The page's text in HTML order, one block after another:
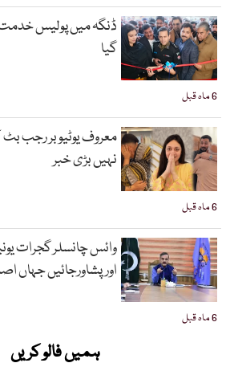
6 ماہ قبل
ڈنگہ میں پولیس خدمت
گیا
6 ماہ قبل
معروف یوٹیوبر رجب بٹ
نہیں بڑی خبر
6 ماہ قبل
وائس چانسلر گجرات
اورپشاورجائیں
ہمیں فالو کریں